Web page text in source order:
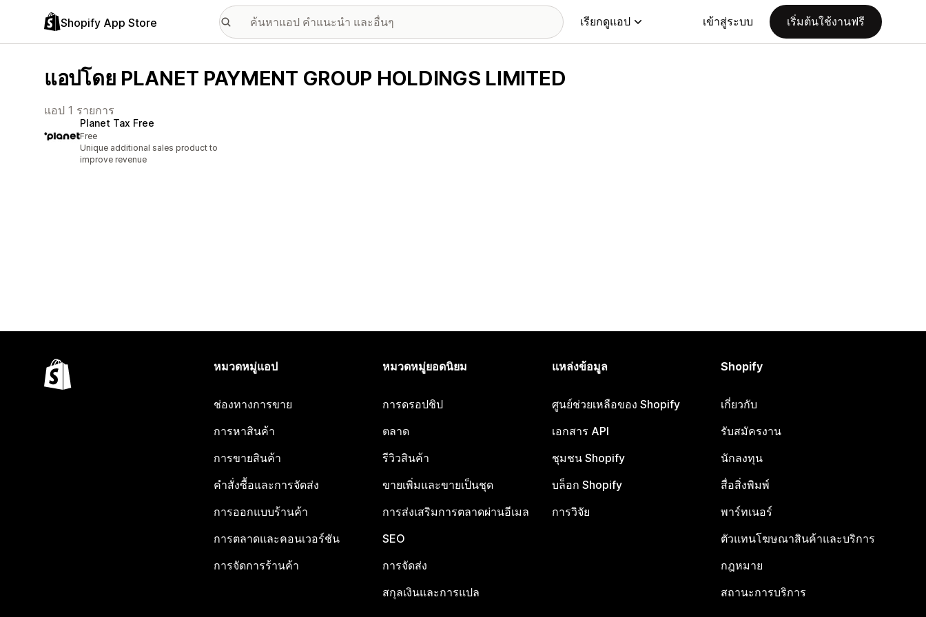
Shopify App Store เรียกดูแอป เข้าสู่ระบบ เริ่มต้นใช้งานฟรี
แอปโดย PLANET PAYMENT GROUP HOLDINGS LIMITED
แอป 1 รายการ
Planet Tax Free
Free
Unique additional sales product to
improve revenue
หมวดหมู่แอป
ช่องทางการขาย
การหาสินค้า
การขายสินค้า
คำสั่งซื้อและการจัดส่ง
การออกแบบร้านค้า
การตลาดและคอนเวอร์ชัน
การจัดการร้านค้า
หมวดหมู่ยอดนิยม
การดรอปชิป
ตลาด
รีวิวสินค้า
ขายเพิ่มและขายเป็นชุด
การส่งเสริมการตลาดผ่านอีเมล
SEO
การจัดส่ง
สกุลเงินและการแปล
แหล่งข้อมูล
ศูนย์ช่วยเหลือของ Shopify
เอกสาร API
ชุมชน Shopify
บล็อก Shopify
การวิจัย
Shopify
เกี่ยวกับ
รับสมัครงาน
นักลงทุน
สื่อสิ่งพิมพ์
พาร์ทเนอร์
ตัวแทนโฆษณาสินค้าและบริการ
กฎหมาย
สถานะการบริการ